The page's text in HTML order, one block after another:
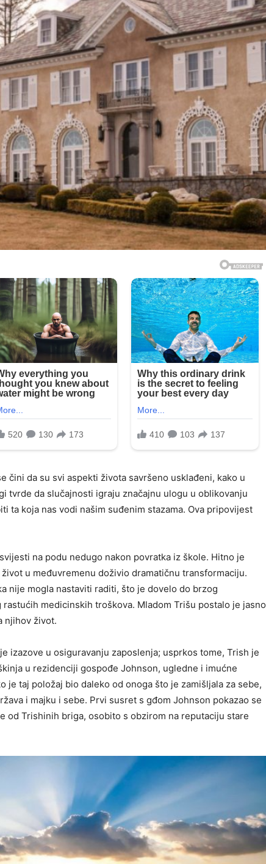
čini da su svi aspekti života savršeno usklađeni, kako u
tvrde da slučajnosti igraju značajnu ulogu u oblikovanju
ta koja nas vodi našim suđenim stazama. Ova pripovijest
na podu nedugo nakon povratka iz škole. Hitno je
u međuvremenu doživio dramatičnu transformaciju.
nije mogla nastaviti raditi, što je dovelo do brzog
medicinskih troškova. Mladom Trišu postalo je jasno
njihov život.
izazove u osiguravanju zaposlenja; usprkos tome, Trish je
u rezidenciji gospođe Johnson, ugledne i imućne
je taj položaj bio daleko od onoga što je zamišljala za sebe,
i majku i sebe. Prvi susret s gđom Johnson pokazao se
od Trishinih briga, osobito s obzirom na reputaciju stare